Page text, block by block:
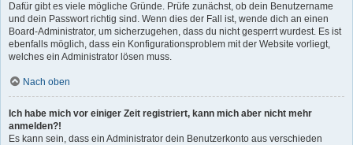
Dafür gibt es viele mögliche Gründe. Prüfe zunächst, ob dein Benutzername
und dein Passwort richtig sind. Wenn dies der Fall ist, wende dich an einen
Board-Administrator, um sicherzugehen, dass du nicht gesperrt wurdest. Es ist
ebenfalls möglich, dass ein Konfigurationsproblem mit der Website vorliegt,
welches ein Administrator lösen muss.
Nach oben
Ich habe mich vor einiger Zeit registriert, kann mich aber nicht mehr
anmelden?!
Es kann sein, dass ein Administrator dein Benutzerkonto aus verschieden